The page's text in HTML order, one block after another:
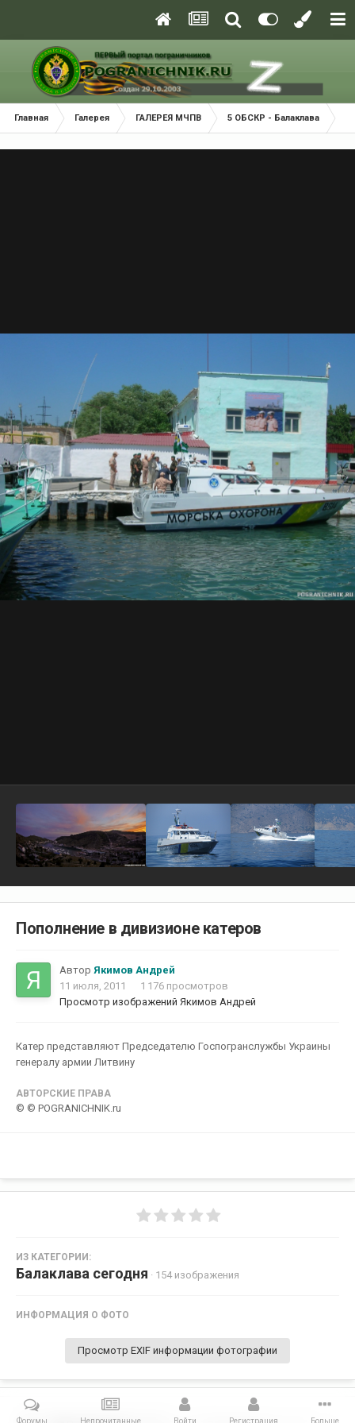
Главная Галерея ГАЛЕРЕЯ МЧПВ 5 ОБСКР - Балаклава
Пополнение в дивизионе катеров
Автор Якимов Андрей
11 июля, 2011
1 176 просмотров
Просмотр изображений Якимов Андрей
Катер представляют Председателю Госпогранслужбы Украины
генералу армии Литвину
АВТОРСКИЕ ПРАВА
© © POGRANICHNIK.ru
ИЗ КАТЕГОРИИ:
Балаклава сегодня · 154 изображения
ИНФОРМАЦИЯ О ФОТО
Просмотр EXIF информации фотографии
Форумы Непрочитанные Войти Регистрация Больше